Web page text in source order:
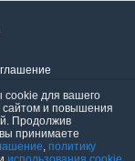
для вашего
сайтом и повышения
Продолжив
принимаете
, политику